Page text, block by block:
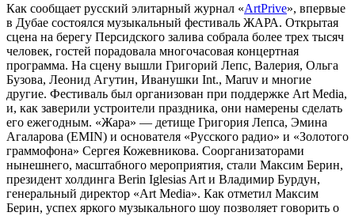
Как сообщает русский элитарный журнал «ArtPrive», впервые
в Дубае состоялся музыкальный фестиваль ЖАРА. Открытая
сцена на берегу Персидского залива собрала более трех тысяч
человек, гостей порадовала многочасовая концертная
программа. На сцену вышли Григорий Лепс, Валерия, Ольга
Бузова, Леонид Агутин, Иванушки Int., Maruv и многие
другие. Фестиваль был организован при поддержке Art Media,
и, как заверили устроители праздника, они намерены сделать
его ежегодным. «Жара» — детище Григория Лепса, Эмина
Агаларова (EMIN) и основателя «Русского радио» и «Золотого
граммофона» Сергея Кожевникова. Соорганизаторами
нынешнего, масштабного мероприятия, стали Максим Берин,
президент холдинга Berin Iglesias Art и Владимир Бурдун,
генеральный директор «Art Media». Как отметил Максим
Берин, успех яркого музыкального шоу позволяет говорить о